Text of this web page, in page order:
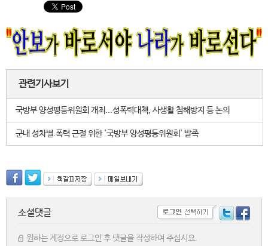
관련기사보기
국방부 양성평등위원회 개최...성폭력대책, 사생활 침해방지 등 논의
군내 성차별.폭력 근절 위한 '국방부 양성평등위원회' 발족
소셜댓글
원하는 계정으로 로그인 후 댓글을 작성하여 주십시요.